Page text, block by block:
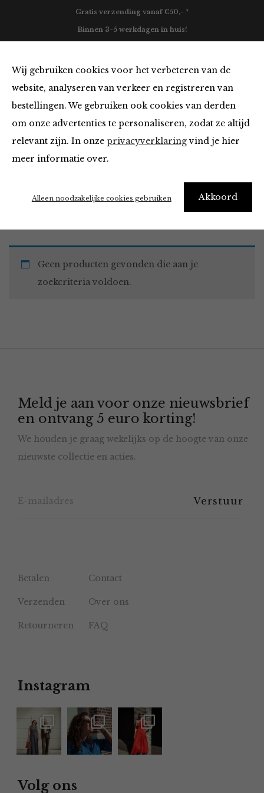
Wij gebruiken cookies voor het verbeteren van de
website, analyseren van verkeer en registreren van
bestellingen. We gebruiken ook cookies van derden
om onze advertenties te personaliseren, zodat ze altijd
relevant zijn. In onze privacyverklaringvind je hier
meer informatie over.
Akkoord
Alleen noodzakelijke cookies gebruiken
Gratis verzending vanaf €50,- *
Binnen 3-5 werkdagen in huis!
Must Haves
Home Winkel Accessoires Must Haves
Geen producten gevonden die aan je
zoekcriteria voldoen.
Meld je aan voor onze nieuwsbrief
en ontvang 5 euro korting!
We houden je graag wekelijks op de hoogte van onze
nieuwste collectie en acties.
Betalen Contact
Verzenden Over ons
Retourneren FAQ
Instagram
Volg ons